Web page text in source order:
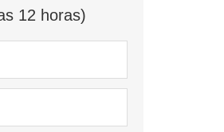
12 horas)